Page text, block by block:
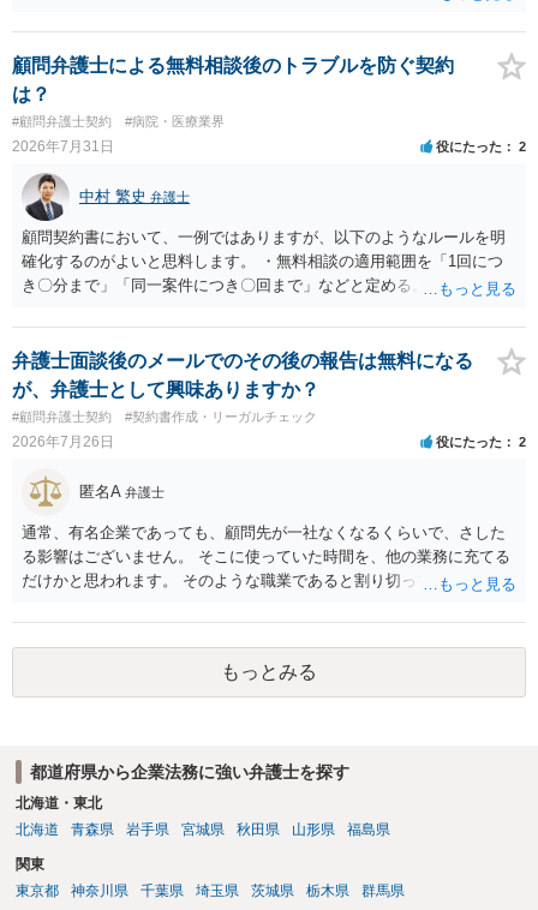
ます。 すでに王先生からも回答されている通り、最寄りの弁護士に相
談されることをお勧めします。
顧問弁護士による無料相談後のトラブルを防ぐ契約
は？
#顧問弁護士契約 #病院・医療業界
2026年7月31日 役にたった 2
中村 繁史 弁護士
顧問契約書において、一例ではありますが、以下のようなルールを明
確化するのがよいと思料します。 ・無料相談の適用範囲を「1回につ
き〇分まで」「同一案件につき〇回まで」などと定める。 ・無料相談
ず、継続して対応する場合は「個別受任（有料契約）」が必要であ
る。 ・無料相談から個別の事件処理へ移行する場合は、弁護士と従業
員との間で必ず個別の委任契約書を締結し、着手金や報酬等の費用体
系を事前に明示する手続を義務付ける。 相談料が無料であっても、法
律相談という法的サービスを提供する以上、弁護士は善良な管理者の
注意をもって対応する義務（善管注意義務）を負うものと思料しま
す。したがって、著しく不誠実な対応、放置、あるいは誤った不当な
回答を繰り返したような場合には、弁護士法上の誠実義務違反や品位
保持違反（弁護士法56条1項）として、弁護士会の懲戒対象となり得る
との理解でよいと考えます。 新たな法律事務所を探す手段について
は、このウェブサイトで探す方法のほか、弁護士会や法律事務所に直
弁護士面談後のメールでのその後の報告は無料になる
が、弁護士として興味ありますか？
#顧問弁護士契約 #契約書作成・リーガルチェック
2026年7月26日 役にたった 2
匿名A 弁護士
通常、有名企業であっても、顧問先が一社なくなるくらいで、さした
る影響はございません。 そこに使っていた時間を、他の業務に充てる
だけかと思われます。 そのような職業であると割り切ってご相談され
相談者様のご意見が反映されることを、お祈りしております。
もっとみる
都道府県から企業法務に強い弁護士を探す
北海道・東北
北海道
青森県 岩手県 宮城県 秋田県 山形県 福島県
関東
東京都
神奈川県 千葉県 埼玉県 茨城県 栃木県 群馬県